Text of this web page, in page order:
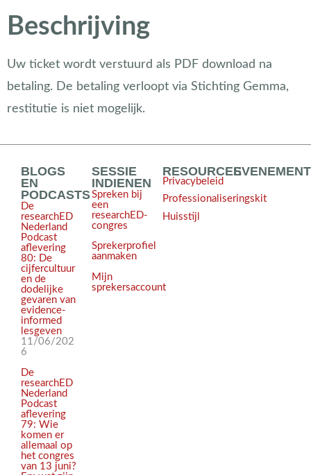
Beschrijving
Uw ticket wordt verstuurd als PDF download na
betaling. De betaling verloopt via Stichting Gemma,
restitutie is niet mogelijk.
BLOGS
EN
PODCASTS
De
researchED
Nederland
Podcast
aflevering
80: De
cijfercultuur
en de
dodelijke
gevaren van
evidence-
informed
lesgeven
11/06/202
6
De
researchED
Nederland
Podcast
aflevering
79: Wie
komen er
allemaal op
het congres
van 13 juni?
SESSIE
INDIENEN
Spreken bij
een
researchED-
congres
Sprekerprofiel
aanmaken
Mijn
sprekersaccount
RESOURCES
Privacybeleid
Professionaliseringskit
Huisstijl